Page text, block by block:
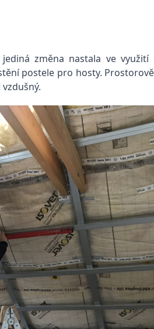
změna nastala ve
postele pro hosty.